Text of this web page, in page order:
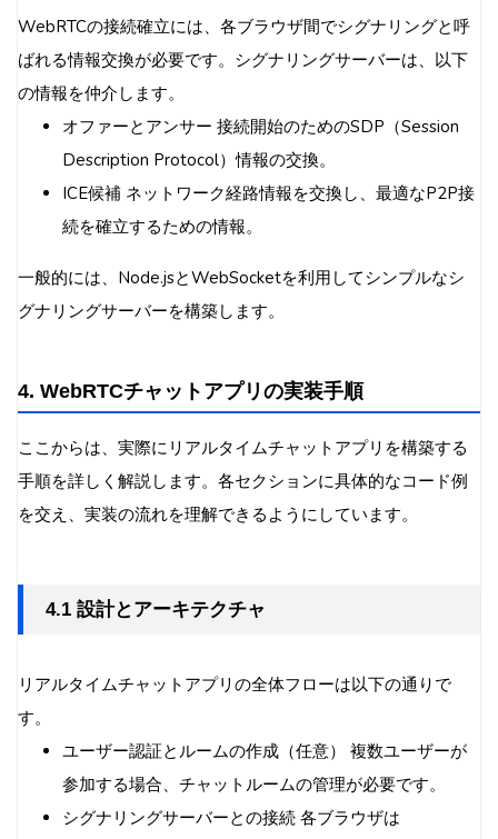
WebRTCの接続確立には、各ブラウザ間でシグナリングと呼
ばれる情報交換が必要です。シグナリングサーバーは、以下
の情報を仲介します。
オファーとアンサー 接続開始のためのSDP（Session
Description Protocol）情報の交換。
ICE候補 ネットワーク経路情報を交換し、最適なP2P接
続を確立するための情報。
一般的には、Node.jsとWebSocketを利用してシンプルなシ
グナリングサーバーを構築します。
4. WebRTCチャットアプリの実装手順
ここからは、実際にリアルタイムチャットアプリを構築する
手順を詳しく解説します。各セクションに具体的なコード例
を交え、実装の流れを理解できるようにしています。
4.1 設計とアーキテクチャ
リアルタイムチャットアプリの全体フローは以下の通りで
す。
ユーザー認証とルームの作成（任意） 複数ユーザーが
参加する場合、チャットルームの管理が必要です。
シグナリングサーバーとの接続 各ブラウザは